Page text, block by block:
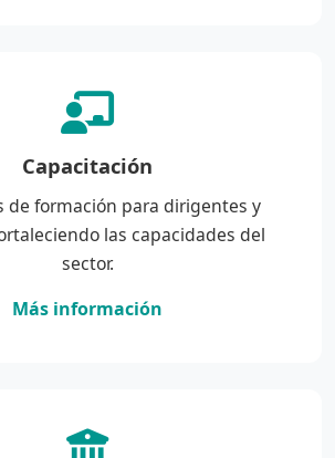
Capacitación
de formación para dirigentes y
las capacidades del
sector.
Más información